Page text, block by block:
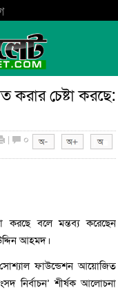
করার চেষ্টা করছে:
| ০
করছে বলে মন্তব্য করেছেন
আহমদ।
সোশ্যাল ফাউন্ডেশন আয়োজিত
নির্বাচন’ শীর্ষক আলোচনা